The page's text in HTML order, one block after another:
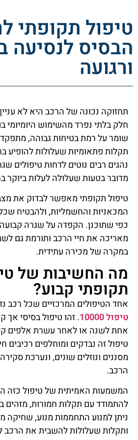
טיפול תקופתי
הבסיס לנסיעה
ורגועה
תחזוקה נכונה של הרכב היא לא
חלק בלתי נפרד מהשימוש היומיומי
שומר על רמת בטיחות גבוהה,
תקלות פתאומיות שעלולות להופיע
נהגים רבים נוטים לדחות טיפולים
מדובר בטעות שעלולה לעלות
טיפול תקופתי מאפשר לבדוק את
המכאניות והחשמליות, ולהבטיח
כפי שתוכנן. הקפדה על שגרה
מאריכה את חיי הרכב ותורמת גם
במקרה של מכירה עתידית.
מה החשיבות של
תקופתי קבוע?
אחד הטיפולים המרכזיים שכל רכב
טיפול 10000
. זהו טיפול בסיסי אך
אחת לשנה או לאחר עשרת אלפים
טיפול זה נבדקים ומוחלפים רכיבים
מסננים ונוזלים שונים, ונערכת
הרכב.
המשמעות האמיתית של טיפול כזה
להתמודד עם תקלות חמורות, מזהים
ניתן למנוע התחממות מנוע, שחיקה
ותקלות שעלולות להשבית את הרכב